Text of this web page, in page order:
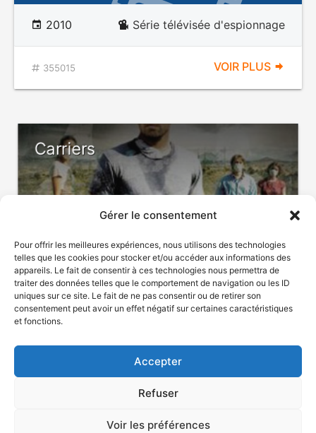
Gérer le consentement
Pour offrir les meilleures expériences, nous utilisons des technologies
telles que les cookies pour stocker et/ou accéder aux informations des
appareils. Le fait de consentir à ces technologies nous permettra de
traiter des données telles que le comportement de navigation ou les ID
uniques sur ce site. Le fait de ne pas consentir ou de retirer son
consentement peut avoir un effet négatif sur certaines caractéristiques
et fonctions.
Accepter
Refuser
Voir les préférences
2010 Série télévisée d'espionnage
355015 VOIR PLUS
Carriers
2008 Suspense
Le projet Lazarus